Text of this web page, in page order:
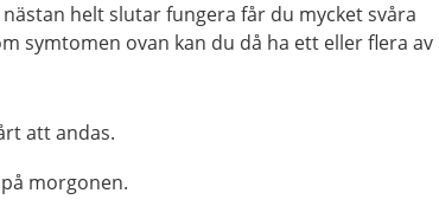
helt slutar fungera får du mycket svåra
symtomen ovan kan du då ha ett eller flera av
att andas.
morgonen.